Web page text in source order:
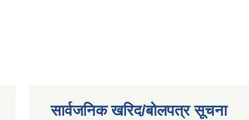
सार्वजनिक खरिद/बोलपत्र सूचना